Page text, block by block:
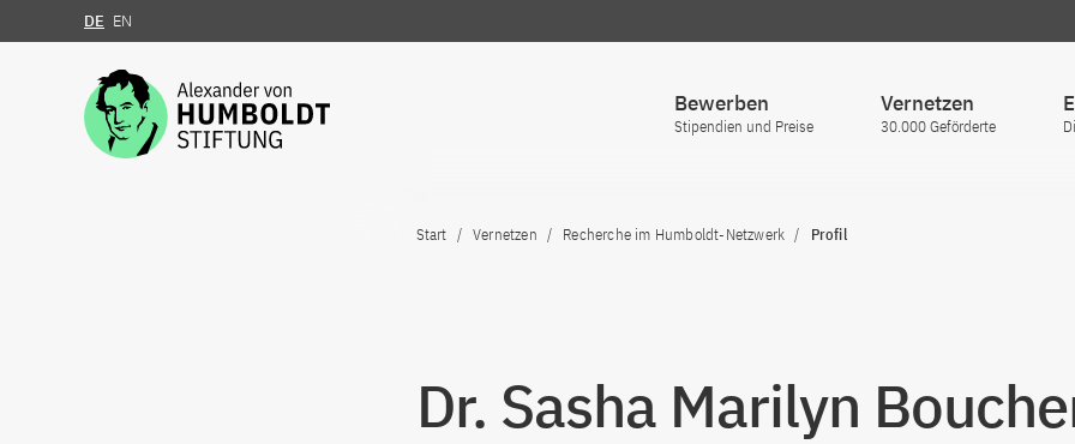
Zum Inhalt springen
DE EN
Bewerben
Stipendien und Preise
Vernetzen
30.000 Geförderte
Start Vernetzen Recherche im Humboldt-Netzwerk Profil
Dr. Sasha Marilyn